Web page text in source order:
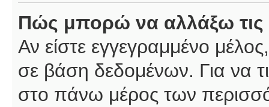
Πώς μπορώ να αλλάξω τις
Αν είστε εγγεγραμμένο
σε βάση δεδομένων. Για να
στο πάνω μέρος των